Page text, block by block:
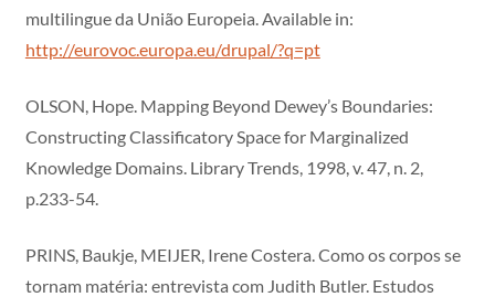
multilingue da União Europeia. Available in:
http://eurovoc.europa.eu/drupal/?q=pt
OLSON, Hope. Mapping Beyond Dewey’s Boundaries:
Constructing Classificatory Space for Marginalized
Knowledge Domains. Library Trends, 1998, v. 47, n. 2,
p.233-54.
PRINS, Baukje, MEIJER, Irene Costera. Como os corpos se
tornam matéria: entrevista com Judith Butler. Estudos